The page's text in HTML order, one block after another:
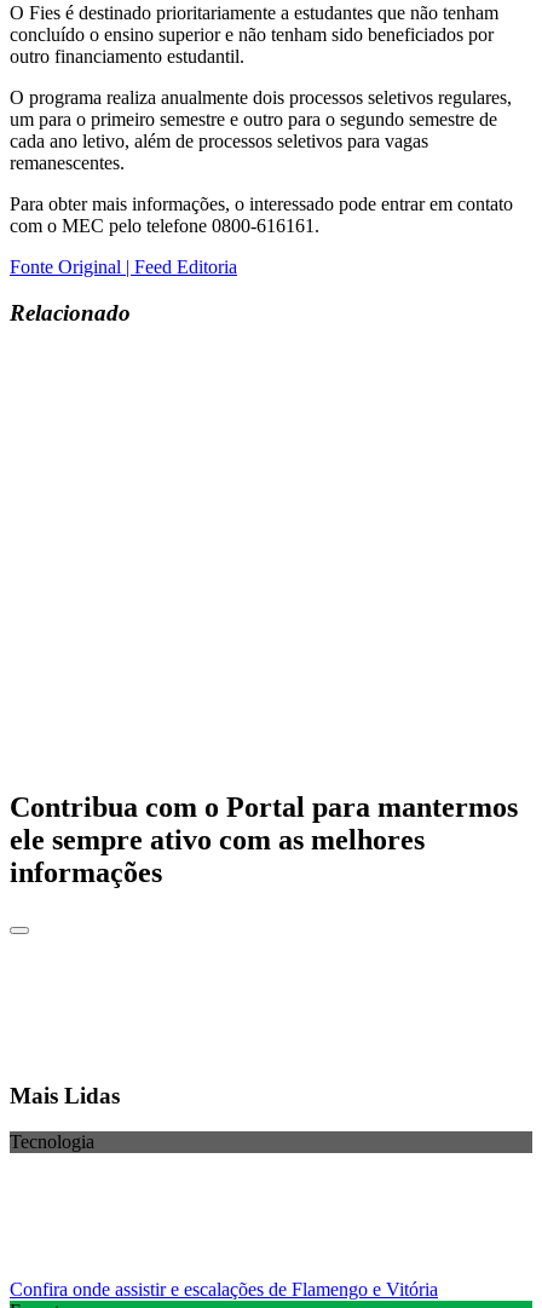
O Fies é destinado prioritariamente a estudantes que não tenham
concluído o ensino superior e não tenham sido beneficiados por
outro financiamento estudantil.
O programa realiza anualmente dois processos seletivos regulares,
um para o primeiro semestre e outro para o segundo semestre de
cada ano letivo, além de processos seletivos para vagas
remanescentes.
Para obter mais informações, o interessado pode entrar em contato
com o MEC pelo telefone 0800-616161.
Fonte Original | Feed Editoria
Relacionado
Contribua com o Portal para mantermos
ele sempre ativo com as melhores
informações
Mais Lidas
Tecnologia
Confira onde assistir e escalações de Flamengo e Vitória